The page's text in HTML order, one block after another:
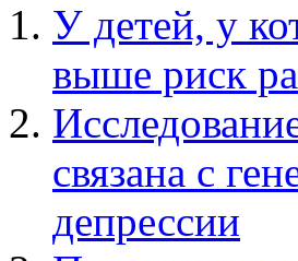
У детей, у
выше риск
связана с
депрессии